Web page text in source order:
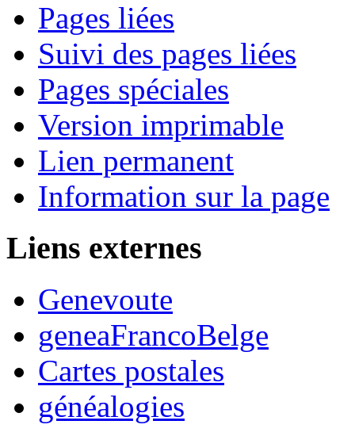
Pages liées
Suivi des pages liées
Pages spéciales
Version imprimable
Lien permanent
Information sur la page
Liens externes
Genevoute
geneaFrancoBelge
Cartes postales
généalogies